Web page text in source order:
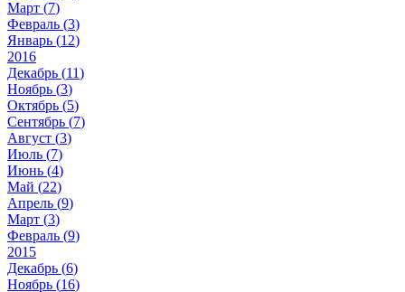
Март (7)
Февраль (3)
Январь (12)
2016
Декабрь (11)
Ноябрь (3)
Октябрь (5)
Сентябрь (7)
Август (3)
Июль (7)
Июнь (4)
Май (22)
Апрель (9)
Март (3)
Февраль (9)
2015
Декабрь (6)
Ноябрь (16)